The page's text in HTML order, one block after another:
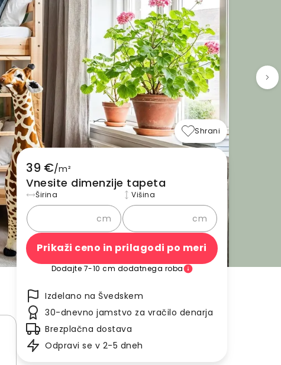
Shrani
39 €/m²
Vnesite dimenzije tapeta
Širina
cm
Višina
cm
Prikaži ceno in prilagodi po meri
Dodajte 7-10 cm dodatnega roba
Izdelano na Švedskem
30-dnevno jamstvo za vračilo denarja
Brezplačna dostava
Odpravi se v 2-5 dneh